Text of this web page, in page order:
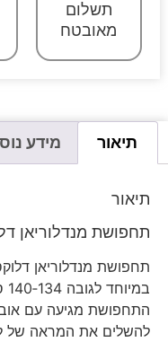
תשלום
מאובטח
תיאור מידע
תיאור
תחפושת מנדלוריאן
במיוחד לגובה 134‑140 ס"מ.
התחפושת מגיעה עם
להשלים את המראה של